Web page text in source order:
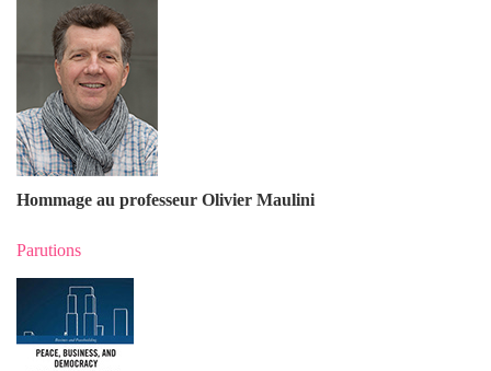
Hommage au professeur Olivier Maulini
Parutions